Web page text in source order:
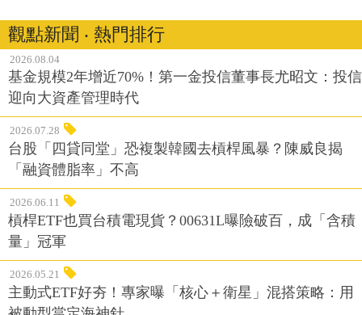
觀點新聞 ‧ 熱門排行
2026.08.04
基金規模2年增近70%！第一金投信董事長尤昭文：投信
迎向大資產管理時代
2026.07.28
台股「四貸同堂」恐複製韓國去槓桿風暴？陳威良揭
「融資體脂率」不高
2026.06.11
槓桿ETF也買台積電現貨？00631L曝險破百，成「含積
量」冠軍
2026.05.21
主動式ETF好夯！專家曝「核心＋衛星」混搭策略：用